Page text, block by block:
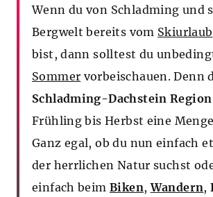
Wenn du von Schladming und
Bergwelt bereits vom Skiurlaub
bist, dann solltest du
Sommer vorbeischauen. Denn
Schladming-Dachstein Region
Frühling bis Herbst eine
Ganz egal, ob du nun einfach
der herrlichen Natur suchst
einfach beim Biken,Wandern,